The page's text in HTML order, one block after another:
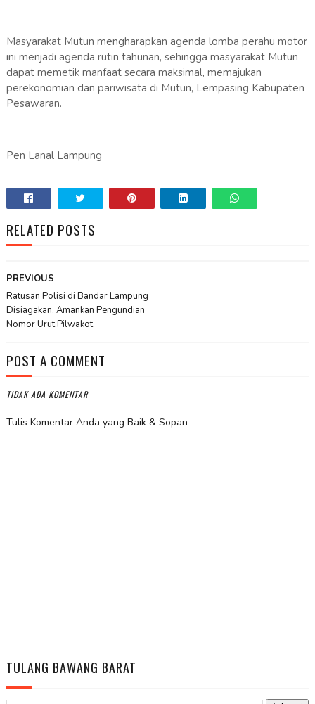
Masyarakat Mutun mengharapkan agenda lomba perahu motor
ini menjadi agenda rutin tahunan, sehingga masyarakat Mutun
dapat memetik manfaat secara maksimal, memajukan
perekonomian dan pariwisata di Mutun, Lempasing Kabupaten
Pesawaran.
Pen Lanal Lampung
RELATED POSTS
PREVIOUS
Ratusan Polisi di Bandar Lampung
Disiagakan, Amankan Pengundian
Nomor Urut Pilwakot
POST A COMMENT
TIDAK ADA KOMENTAR
Tulis Komentar Anda yang Baik & Sopan
TULANG BAWANG BARAT